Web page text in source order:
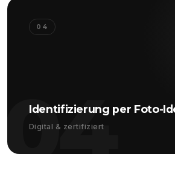
04
04
Identifizierung per Foto-
Digital & zertifiziert